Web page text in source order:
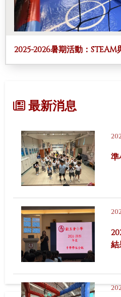
2025-2026暑期活動：STEAM
最新消息
準
結